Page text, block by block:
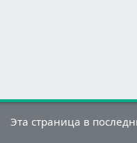
Эта страница в